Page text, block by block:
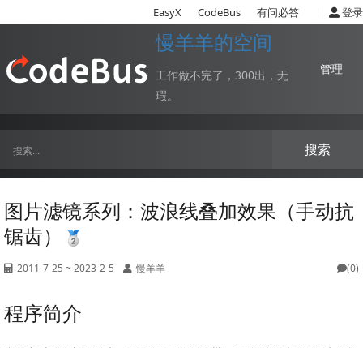
EasyX CodeBus 有问必答 登录
慢羊羊的空间
工作做不完了，300出，无
瑕。
管理
图片滤镜系列：波浪线叠加效果（手动抗
锯齿）
2011-7-25 ~ 2023-2-5 慢羊羊 (0)
程序简介
搜索